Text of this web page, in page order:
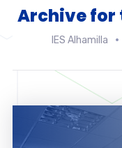
Archive for
IES Alhamilla